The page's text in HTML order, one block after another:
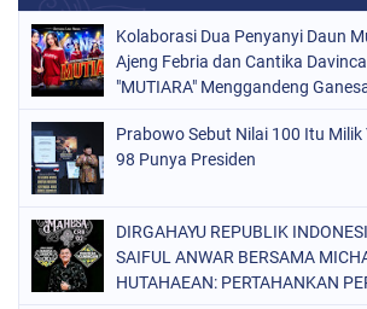
Kolaborasi Dua Penyanyi Daun
Ajeng Febria dan Cantika
"MUTIARA" Menggandeng
Prabowo Sebut Nilai 100 Itu Milik
98 Punya Presiden
DIRGAHAYU REPUBLIK
SAIFUL ANWAR BERSAMA
HUTAHAEAN: PERTAHANKAN